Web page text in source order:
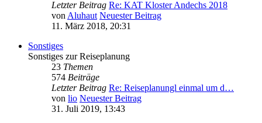
Letzter Beitrag Re: KAT Kloster Andechs 2018
vonAluhaut Neuester Beitrag
11. März 2018, 20:31
Sonstiges
Sonstiges zur Reiseplanung
23 Themen
574 Beiträge
Letzter Beitrag Re: Reiseplanungl einmal um d…
von lio Neuester Beitrag
31. Juli 2019, 13:43